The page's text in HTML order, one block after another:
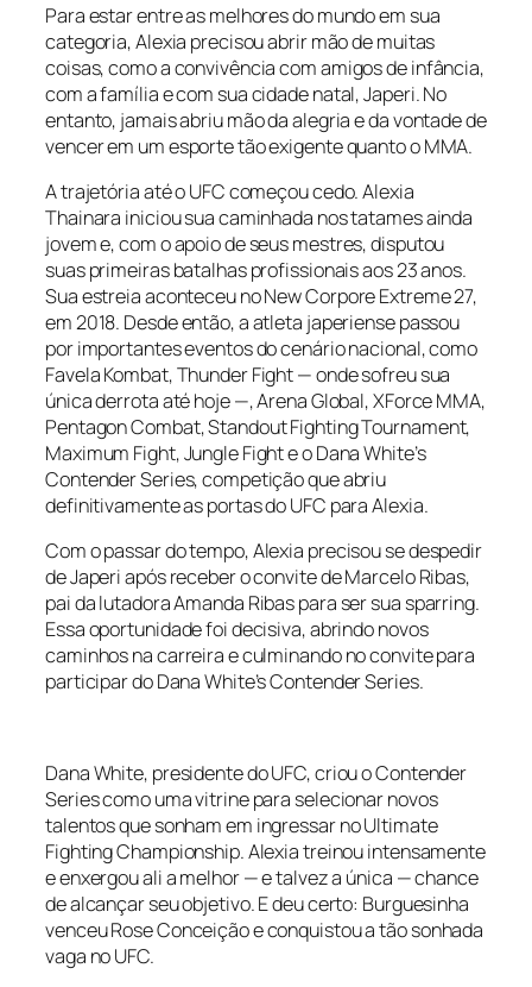
Para estar entre as melhores do mundo em sua
categoria, Alexia precisou abrir mão de muitas
coisas, como a convivência com amigos de infância,
com a família e com sua cidade natal, Japeri. No
entanto, jamais abriu mão da alegria e da vontade de
vencer em um esporte tão exigente quanto o MMA.
A trajetória até o UFC começou cedo. Alexia
Thainara iniciou sua caminhada nos tatames ainda
jovem e, com o apoio de seus mestres, disputou
suas primeiras batalhas profissionais aos 23 anos.
Sua estreia aconteceu no New Corpore Extreme 27,
em 2018. Desde então, a atleta japeriense passou
por importantes eventos do cenário nacional, como
Favela Kombat, Thunder Fight — onde sofreu sua
única derrota até hoje —, Arena Global, XForce MMA,
Pentagon Combat, Standout Fighting Tournament,
Maximum Fight, Jungle Fight e o Dana White’s
Contender Series, competição que abriu
definitivamente as portas do UFC para Alexia.
Com o passar do tempo, Alexia precisou se despedir
de Japeri após receber o convite de Marcelo Ribas,
pai da lutadora Amanda Ribas para ser sua sparring.
Essa oportunidade foi decisiva, abrindo novos
caminhos na carreira e culminando no convite para
participar do Dana White’s Contender Series.
Dana White, presidente do UFC, criou o Contender
Series como uma vitrine para selecionar novos
talentos que sonham em ingressar no Ultimate
Fighting Championship. Alexia treinou intensamente
e enxergou ali a melhor — e talvez a única — chance
de alcançar seu objetivo. E deu certo: Burguesinha
venceu Rose Conceição e conquistou a tão sonhada
vaga no UFC.